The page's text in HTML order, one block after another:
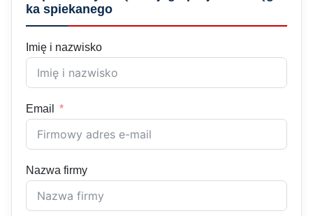
ka spiekanego
Imię i nazwisko
Email
Nazwa firmy